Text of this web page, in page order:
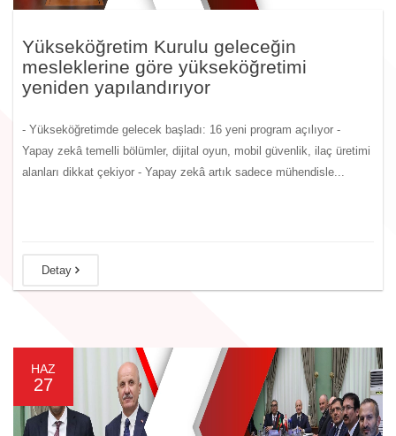
Yükseköğretim Kurulu geleceğin
mesleklerine göre yükseköğretimi
yeniden yapılandırıyor
- Yükseköğretimde gelecek başladı: 16 yeni program açılıyor -
Yapay zekâ temelli bölümler, dijital oyun, mobil güvenlik, ilaç üretimi
alanları dikkat çekiyor - Yapay zekâ artık sadece mühendisle...
Detay
HAZ
27